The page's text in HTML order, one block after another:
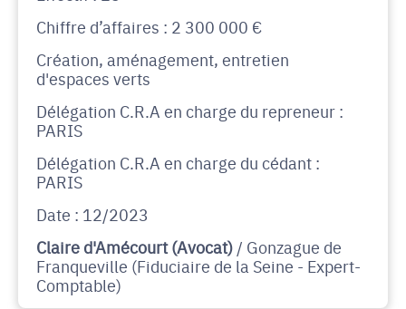
Chiffre d’affaires : 2 300 000 €
Création, aménagement, entretien
d'espaces verts
Délégation C.R.A en charge du repreneur :
PARIS
Délégation C.R.A en charge du cédant :
PARIS
Date : 12/2023
Claire d'Amécourt (Avocat) / Gonzague de
Franqueville (Fiduciaire de la Seine - Expert-
Comptable)